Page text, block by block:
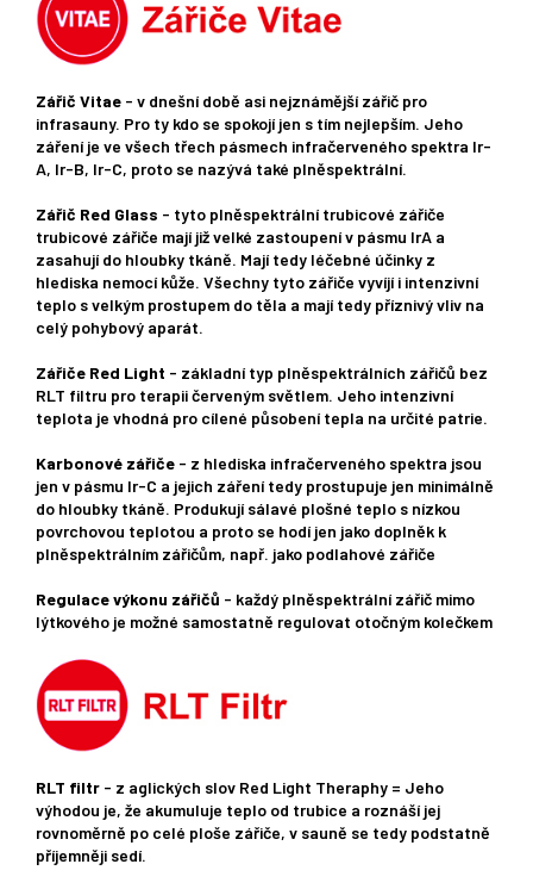
Zářič Vitae - v dnešní době asi nejznámější zářič pro
infrasauny. Pro ty kdo se spokojí jen s tím nejlepším. Jeho
záření je ve všech třech pásmech infračerveného spektra Ir-
A, Ir-B, Ir-C, proto se nazývá také plněspektrální.
Zářič Red Glass - tyto plněspektrální trubicové zářiče
trubicové zářiče mají již velké zastoupení v pásmu IrA a
zasahují do hloubky tkáně. Mají tedy léčebné účinky z
hlediska nemocí kůže. Všechny tyto zářiče vyvíjí i intenzivní
teplo s velkým prostupem do těla a mají tedy příznivý vliv na
celý pohybový aparát.
Zářiče Red Light - základní typ plněspektrálních zářičů bez
RLT filtru pro terapii červeným světlem. Jeho intenzivní
teplota je vhodná pro cílené působení tepla na určité patrie.
Karbonové zářiče - z hlediska infračerveného spektra jsou
jen v pásmu Ir-C a jejich záření tedy prostupuje jen minimálně
do hloubky tkáně. Produkují sálavé plošné teplo s nízkou
povrchovou teplotou a proto se hodí jen jako doplněk k
plněspektrálním zářičům, např. jako podlahové zářiče
Regulace výkonu zářičů - každý plněspektrální zářič mimo
lýtkového je možné samostatně regulovat otočným kolečkem
RLT filtr - z aglických slov Red Light Theraphy = Jeho
výhodou je, že akumuluje teplo od trubice a roznáší jej
rovnoměrně po celé ploše zářiče, v sauně se tedy podstatně
příjemněji sedí.